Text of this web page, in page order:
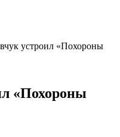
устроил «Похороны
«Похороны